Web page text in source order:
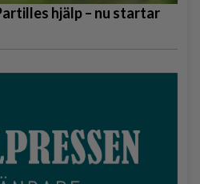
hjälp – nu startar